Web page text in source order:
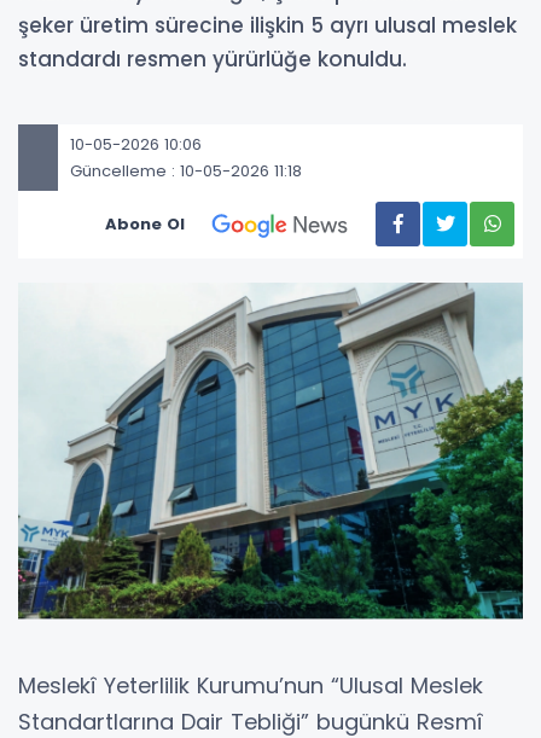
şeker üretim sürecine ilişkin 5 ayrı ulusal meslek
standardı resmen yürürlüğe konuldu.
10-05-2026 10:06
Güncelleme : 10-05-2026 11:18
Abone Ol
Meslekî Yeterlilik Kurumu’nun “Ulusal Meslek
Standartlarına Dair Tebliği” bugünkü Resmî